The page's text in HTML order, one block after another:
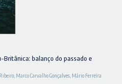
Britânica: balanço do passado e
Marco Carvalho Gonçalves Mário Ferreira